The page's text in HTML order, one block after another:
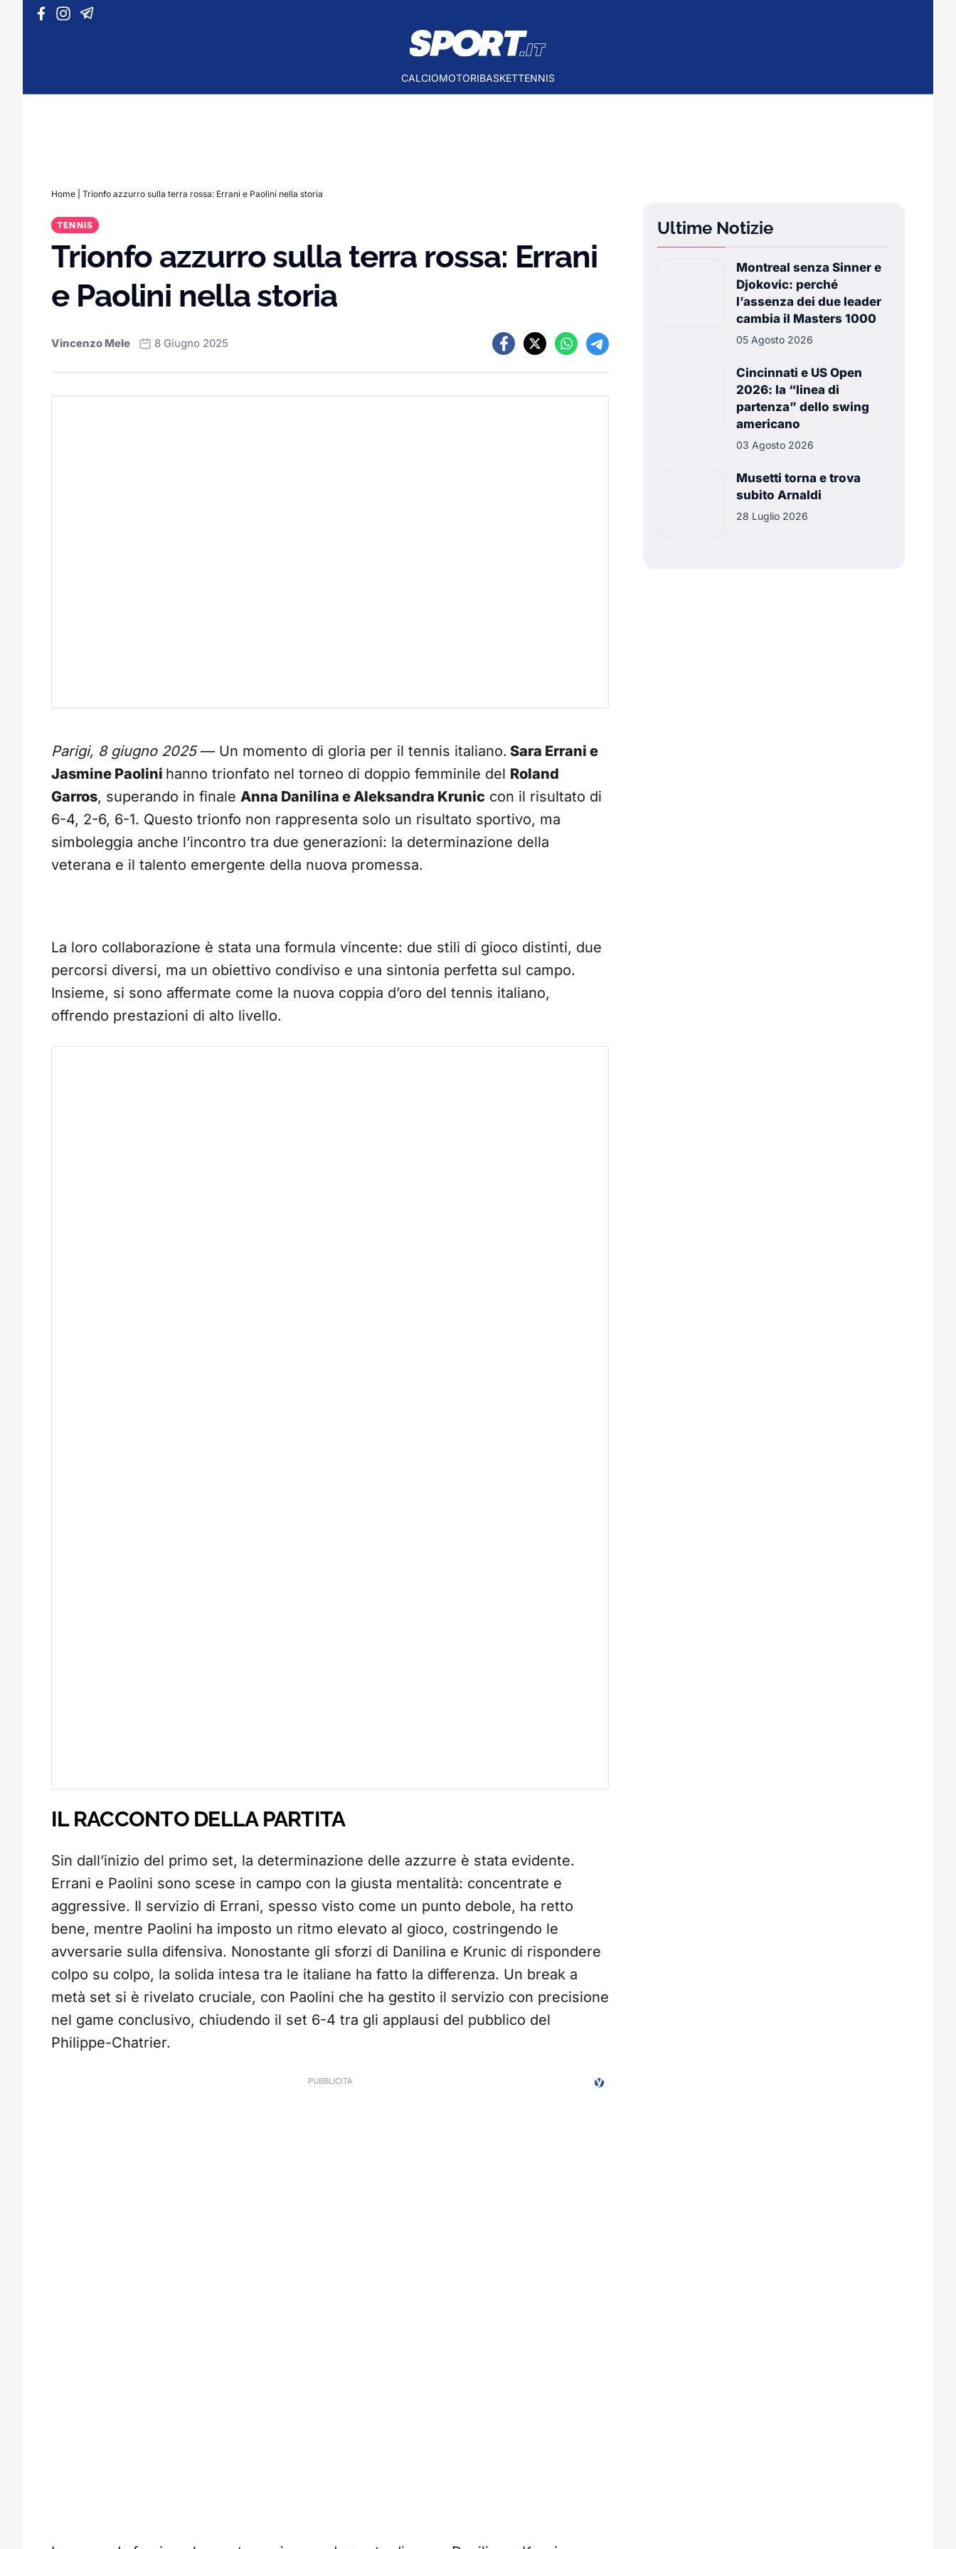
Vai al contenuto
CALCIOMOTORIBASKETTENNIS
Home Trionfo azzurro sulla terra rossa: Errani e Paolini nella storia
TENNIS
Trionfo azzurro sulla terra rossa: Errani
e Paolini nella storia
Vincenzo Mele 8 Giugno 2025
Parigi, 8 giugno 2025— Un momento di gloria per il tennis italiano. Sara Errani e
Jasmine Paolini hanno trionfato nel torneo di doppio femminile del Roland
Garros, superando in finale Anna Danilina e Aleksandra Krunic con il risultato di
6-4, 2-6, 6-1. Questo trionfo non rappresenta solo un risultato sportivo, ma
simboleggia anche l’incontro tra due generazioni: la determinazione della
veterana e il talento emergente della nuova promessa.
La loro collaborazione è stata una formula vincente: due stili di gioco distinti, due
percorsi diversi, ma un obiettivo condiviso e una sintonia perfetta sul campo.
Insieme, si sono affermate come la nuova coppia d’oro del tennis italiano,
offrendo prestazioni di alto livello.
IL RACCONTO DELLA PARTITA
Sin dall’inizio del primo set, la determinazione delle azzurre è stata evidente.
Errani e Paolini sono scese in campo con la giusta mentalità: concentrate e
aggressive. Il servizio di Errani, spesso visto come un punto debole, ha retto
bene, mentre Paolini ha imposto un ritmo elevato al gioco, costringendo le
avversarie sulla difensiva. Nonostante gli sforzi di Danilina e Krunic di rispondere
colpo su colpo, la solida intesa tra le italiane ha fatto la differenza. Un break a
metà set si è rivelato cruciale, con Paolini che ha gestito il servizio con precisione
nel game conclusivo, chiudendo il set 6-4 tra gli applausi del pubblico del
Philippe-Chatrier.
Ultime Notizie
Montreal senza Sinner e
Djokovic: perché
l’assenza dei due leader
cambia il Masters 1000
05 Agosto 2026
Cincinnati e US Open
2026: la “linea di
partenza” dello swing
americano
03 Agosto 2026
Musetti torna e trova
subito Arnaldi
28 Luglio 2026